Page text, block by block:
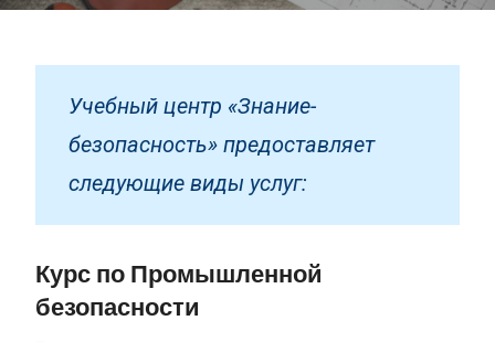
Учебный центр «Знание-
безопасность» предоставляет
следующие виды услуг:
Курс по Промышленной
безопасности